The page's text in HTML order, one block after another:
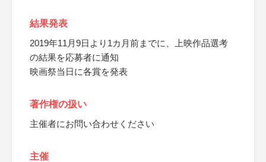
結果発表
2019年11月9日より1カ月前までに、上映作品選考
の結果を応募者に通知
映画祭当日に各賞を発表
著作権の扱い
主催者にお問い合わせください
主催